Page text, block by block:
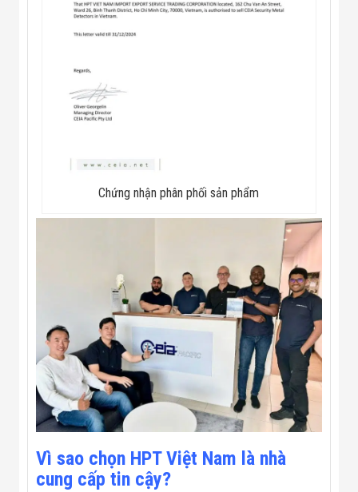
Chứng nhận phân phối sản phẩm
Vì sao chọn HPT Việt Nam là nhà
cung cấp tin cậy?